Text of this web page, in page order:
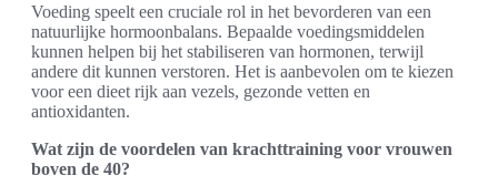
Voeding speelt een cruciale rol in het bevorderen van een
natuurlijke hormoonbalans. Bepaalde voedingsmiddelen
kunnen helpen bij het stabiliseren van hormonen, terwijl
andere dit kunnen verstoren. Het is aanbevolen om te kiezen
voor een dieet rijk aan vezels, gezonde vetten en
antioxidanten.
Wat zijn de voordelen van krachttraining voor vrouwen
boven de 40?